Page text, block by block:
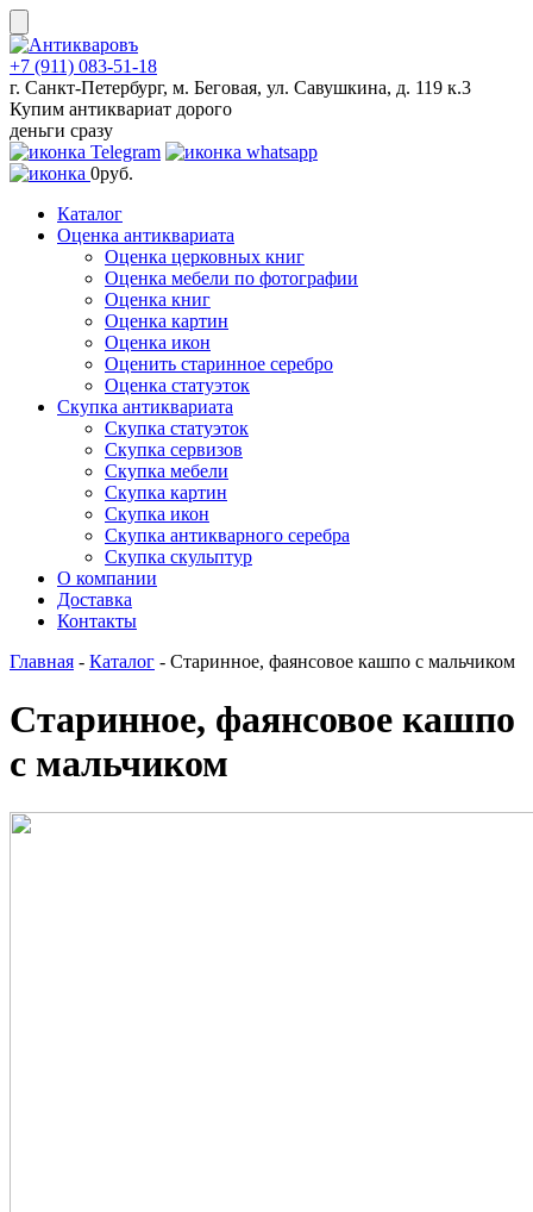
Skip
to
content
+7 (911) 083-51-18
г. Санкт-Петербург, м. Беговая, ул. Савушкина, д. 119 к.3
Купим антиквариат дорого
деньги сразу
0руб.
Каталог
Оценка антиквариата
Оценка церковных книг
Оценка мебели по фотографии
Оценка книг
Оценка картин
Оценка икон
Оценить старинное серебро
Оценка статуэток
Скупка антиквариата
Скупка статуэток
Скупка сервизов
Скупка мебели
Скупка картин
Скупка икон
Скупка антикварного серебра
Скупка скульптур
О компании
Доставка
Контакты
Главная - Каталог - Старинное, фаянсовое кашпо с мальчиком
Старинное, фаянсовое кашпо
с мальчиком